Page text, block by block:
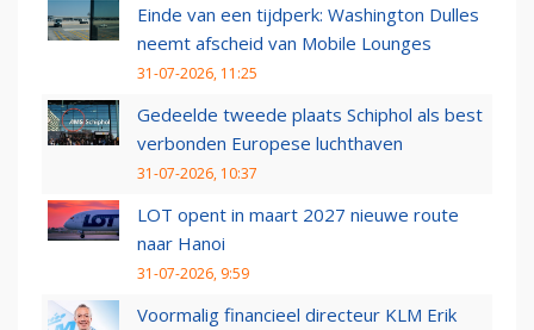
Einde van een tijdperk: Washington Dulles
neemt afscheid van Mobile Lounges
31-07-2026, 11:25
Gedeelde tweede plaats Schiphol als best
verbonden Europese luchthaven
31-07-2026, 10:37
LOT opent in maart 2027 nieuwe route
naar Hanoi
31-07-2026, 9:59
Voormalig financieel directeur KLM Erik